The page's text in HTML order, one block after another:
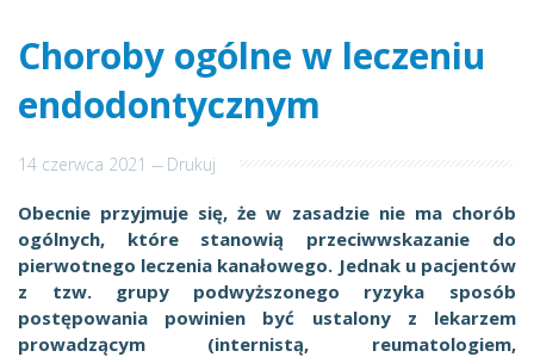
Choroby ogólne w leczeniu
endodontycznym
14 czerwca 2021--- Drukuj
Obecnie przyjmuje się, że w zasadzie nie ma chorób
ogólnych, które stanowią przeciwwskazanie do
pierwotnego leczenia kanałowego. Jednak u pacjentów
z tzw. grupy podwyższonego ryzyka sposób
postępowania powinien być ustalony z lekarzem
prowadzącym (internistą, reumatologiem,